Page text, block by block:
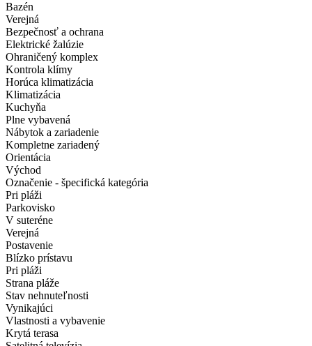
Bazén
Verejná
Bezpečnosť a ochrana
Elektrické žalúzie
Ohraničený komplex
Kontrola klímy
Horúca klimatizácia
Klimatizácia
Kuchyňa
Plne vybavená
Nábytok a zariadenie
Kompletne zariadený
Orientácia
Východ
Označenie - špecifická kategória
Pri pláži
Parkovisko
V suteréne
Verejná
Postavenie
Blízko prístavu
Pri pláži
Strana pláže
Stav nehnuteľnosti
Vynikajúci
Vlastnosti a vybavenie
Krytá terasa